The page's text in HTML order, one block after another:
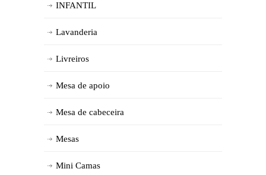
INFANTIL
Lavanderia
Livreiros
Mesa de apoio
Mesa de cabeceira
Mesas
Mini Camas